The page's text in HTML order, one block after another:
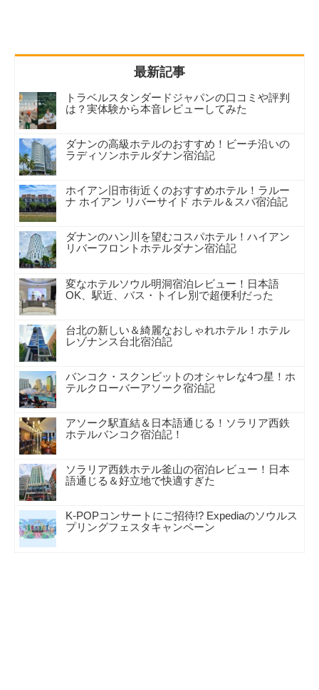
トラベルスタンダードジャパンの口コミや評判
は？実体験から本音レビューしてみた
ダナンの高級ホテルのおすすめ！ビーチ沿いの
ラディソンホテルダナン宿泊記
ホイアン旧市街近くのおすすめホテル！ラルー
ナ ホイアン リバーサイド ホテル＆スパ宿泊記
ダナンのハン川を望むコスパホテル！ハイアン
リバーフロントホテルダナン宿泊記
変なホテルソウル明洞宿泊レビュー！日本語
OK、駅近、バス・トイレ別で超便利だった
台北の新しい＆綺麗なおしゃれホテル！ホテル
レゾナンス台北宿泊記
バンコク・スクンビットのオシャレな4つ星！ホ
テルクローバーアソーク宿泊記
アソーク駅直結＆日本語通じる！ソラリア西鉄
ホテルバンコク宿泊記！
ソラリア西鉄ホテル釜山の宿泊レビュー！日本
語通じる＆好立地で快適すぎた
K-POPコンサートにご招待!? Expediaのソウルス
プリングフェスタキャンペーン